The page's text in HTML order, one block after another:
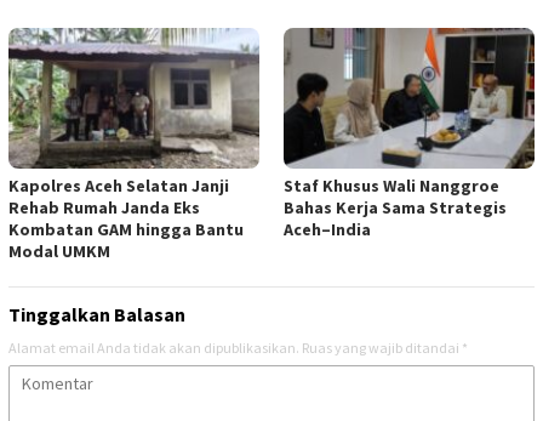
Kapolres Aceh Selatan Janji
Rehab Rumah Janda Eks
Kombatan GAM hingga Bantu
Modal UMKM
Staf Khusus Wali Nanggroe
Bahas Kerja Sama Strategis
Aceh–India
Tinggalkan Balasan
Alamat email Anda tidak akan dipublikasikan. Ruas yang wajib ditandai *